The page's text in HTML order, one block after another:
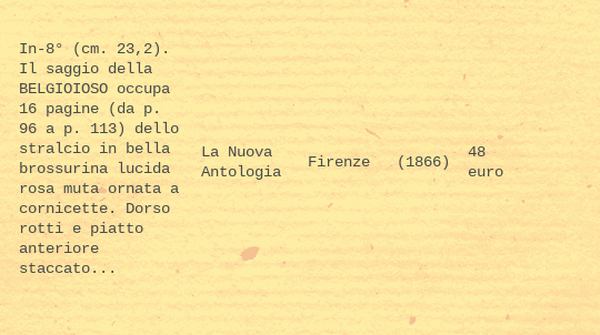
In-8° (cm. 23,2).
Il saggio della
BELGIOIOSO occupa
16 pagine (da p.
96 a p. 113) dello
stralcio in bella
brossurina lucida
rosa muta ornata a
cornicette. Dorso
rotti e piatto
anteriore
staccato...
La Nuova
Antologia
Firenze (1866)
48
euro